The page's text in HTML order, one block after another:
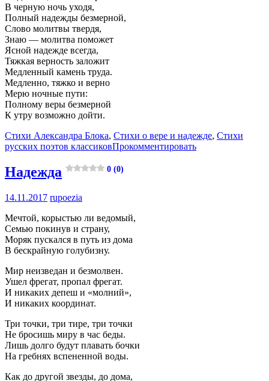
В черную ночь уходя,
Полный надежды безмерной,
Слово молитвы твердя,
Знаю — молитва поможет
Ясной надежде всегда,
Тяжкая верность заложит
Медленный камень труда.
Медленно, тяжко и верно
Мерю ночные пути:
Полному веры безмерной
К утру возможно дойти.
Стихи Александра Блока, Стихи о вере и надежде, Стихи
русских поэтов классиковПрокомментировать
Надежда 0 (0)
14.11.2017 rupoezia
Мечтой, корыстью ли ведомый,
Семью покинув и страну,
Моряк пускался в путь из дома
В бескрайную голубизну.
Мир неизведан и безмолвен.
Ушел фрегат, пропал фрегат.
И никаких депеш и «молний»,
И никаких координат.
Три точки, три тире, три точки
Не бросишь миру в час беды.
Лишь долго будут плавать бочки
На гребнях вспененной воды.
Как до другой звезды, до дома,